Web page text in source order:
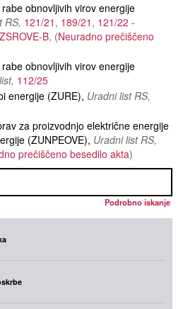
obnovljivih virov energije
RS 121/21 189/21 121/22 -
B
Neuradno prečiščeno
obnovljivih virov energije
112/25
energije (ZURE) Uradni list RS
za proizvodnjo električne energije
(ZUNPEOVE) Uradni list RS
prečiščeno besedilo akta
Podrobno iskanje